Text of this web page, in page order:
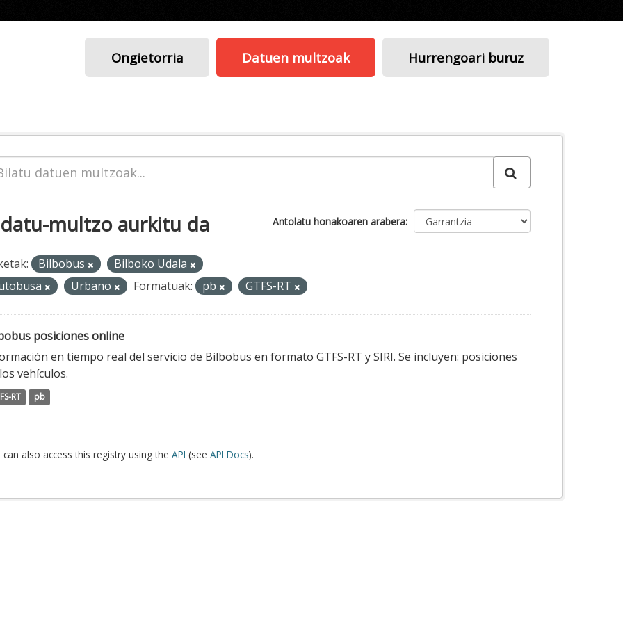
Ongietorria Datuen multzoak Hurrengoari buruz
Antolatu honakoaren arabera
multzo aurkitu da
Bilbobus
Bilboko Udala
Urbano Formatuak: pb GTFS-RT
posiciones online
en tiempo real del servicio de Bilbobus en formato GTFS-RT y SIRI. Se incluyen: posiciones
vehículos.
RT pb
can also access this registry using the API (see API Docs).